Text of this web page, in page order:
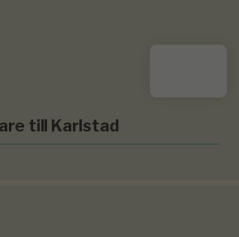
till Karlstad